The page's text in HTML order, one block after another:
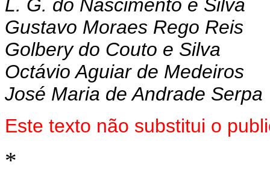
L. G. do Nascimento e Silva
Gustavo Moraes Rego Reis
Golbery do Couto e Silva
Octávio Aguiar de Medeiros
José Maria de Andrade Serpa
Este texto não substitui o
*